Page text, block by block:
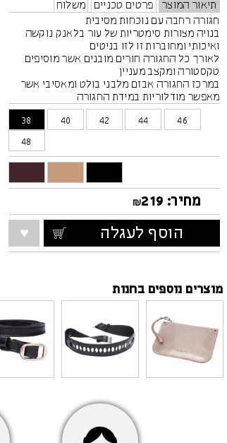
תיאור המוצר פרטים טכניים
משלוח
חגורה רחבה עם נוכחות מסיבית
בנויה מצורות סימטריות של עור בלאנק נוקשה
ואיכותי ומחוברות זו לזו בניטים
לאורך כל החגורה חורים מובנים אשר מוסיפים
טקסטורה ומקצב מעניין
במרכז החגורה אבזם מלבני בולט ומאסיבי אשר
מאפשר מודלוריות במידת החגורה
(ניתן לחגור את החגורה כאשר האבזם יושב במרכז
הגוף, בצד הגוף או בגב)
38 40 42 44 46
48
מחיר: ₪219
הוסף לעגלה
מוצרים נוספים בחנות